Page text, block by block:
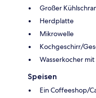
Großer
Herdplatte
Mikrowelle
Kochgeschirr/
Wasserkocher
Speisen
Ein Coffeeshop/